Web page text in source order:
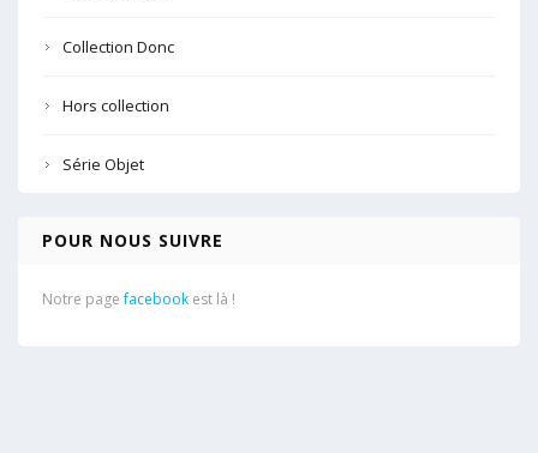
Collection Donc
Hors collection
Série Objet
POUR NOUS SUIVRE
Notre pagefacebook est là !